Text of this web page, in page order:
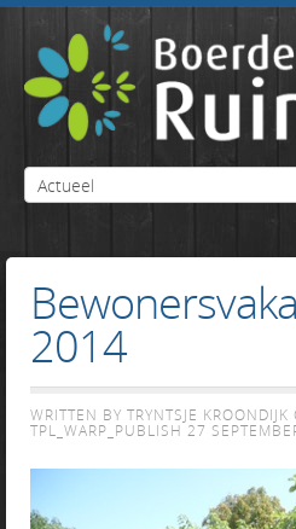
2014
WRITTEN BY TRYNTSJE KROONDIJK
TPL_WARP_PUBLISH 27